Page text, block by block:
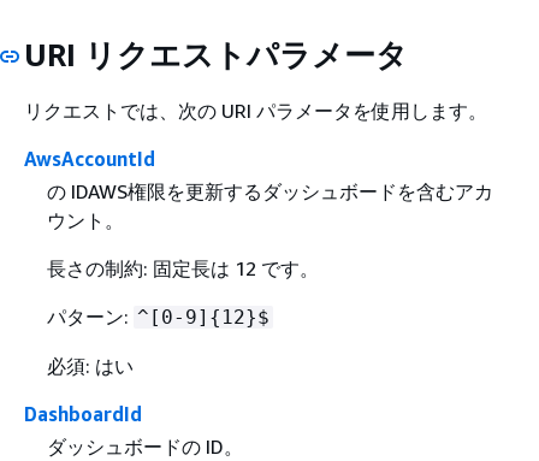
URI リクエストパラメータ
リクエストでは、次の URI パラメータを使用します。
AwsAccountId
の IDAWS権限を更新するダッシュボードを含むアカ
ウント。
長さの制約: 固定長は 12 です。
パターン: ^[0-9] { 12}$
必須: はい
DashboardId
ダッシュボードの ID。